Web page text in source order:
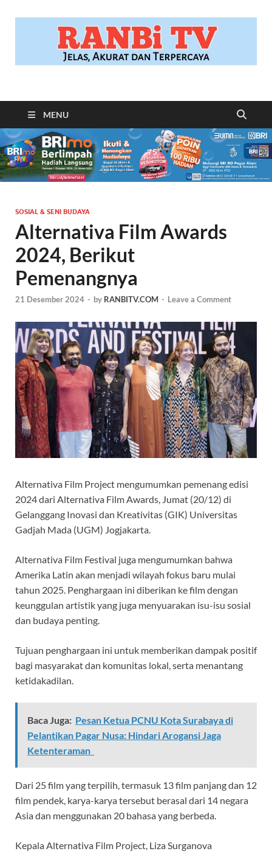
RANBITV.COM
MENU
SOSIAL & SENI BUDAYA
Alternativa Film Awards
2024, Berikut
Pemenangnya
21 Desember 2024 - by RANBITV.COM - Leave a Comment
Alternativa Film Project mengumumkan pemenang edisi
2024 dari Alternativa Film Awards, Jumat (20/12) di
Gelanggang Inovasi dan Kreativitas (GIK) Universitas
Gadjah Mada (UGM) Jogjakarta.
Alternativa Film Festival juga mengumumkan bahwa
Amerika Latin akan menjadi wilayah fokus baru mulai
tahun 2025. Penghargaan ini diberikan ke film dengan
keunggulan artistik yang juga menyuarakan isu-isu sosial
dan budaya penting.
Tujuan penghargaan ini untuk memberikan dampak positif
bagi masyarakat dan komunitas lokal, serta menantang
ketidakadilan.
Baca Juga: Pesan Ketua PCNU Kota Surabaya di
Pelantikan Pagar Nusa: Hindari Arogansi Jaga
Ketenteraman
Dari 25 film yang terpilih, termasuk 13 film panjang dan 12
film pendek, karya-karya tersebut berasal dari 14 negara
Asia dan menggunakan 20 bahasa yang berbeda.
Kepala Alternativa Film Project, Liza Surganova